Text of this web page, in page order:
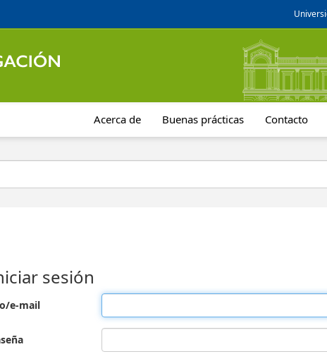
Acerca de Buenas prácticas Contacto
sesión
e-mail